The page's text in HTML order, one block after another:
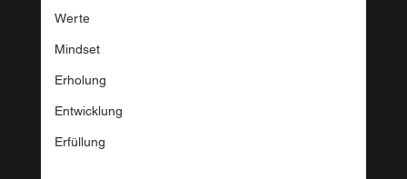
Werte
Mindset
Erholung
Entwicklung
Erfüllung